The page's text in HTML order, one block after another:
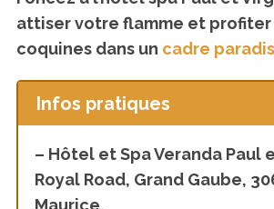
attiser votre flamme et profiter
coquines dans un cadre
Infos pratiques
– Hôtel et Spa Veranda Paul
Royal Road, Grand Gaube,
Maurice.